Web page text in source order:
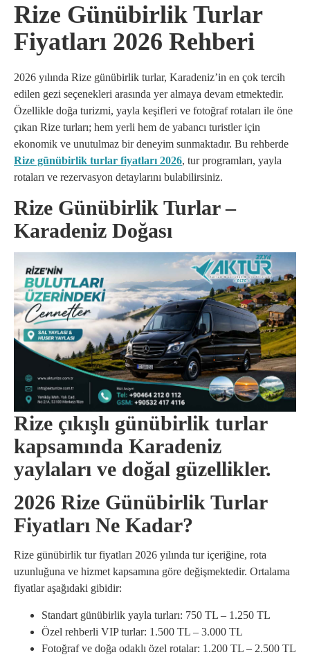
Rize Günübirlik Turlar
Fiyatları 2026 Rehberi
2026 yılında Rize günübirlik turlar, Karadeniz’in en çok tercih
edilen gezi seçenekleri arasında yer almaya devam etmektedir.
Özellikle doğa turizmi, yayla keşifleri ve fotoğraf rotaları ile öne
çıkan Rize turları; hem yerli hem de yabancı turistler için
ekonomik ve unutulmaz bir deneyim sunmaktadır. Bu rehberde
Rize günübirlik turlar fiyatları 2026, tur programları, yayla
rotaları ve rezervasyon detaylarını bulabilirsiniz.
Rize Günübirlik Turlar –
Karadeniz Doğası
Rize çıkışlı günübirlik turlar
kapsamında Karadeniz
yaylaları ve doğal güzellikler.
2026 Rize Günübirlik Turlar
Fiyatları Ne Kadar?
Rize günübirlik tur fiyatları 2026 yılında tur içeriğine, rota
uzunluğuna ve hizmet kapsamına göre değişmektedir. Ortalama
fiyatlar aşağıdaki gibidir:
Standart günübirlik yayla turları: 750 TL – 1.250 TL
Özel rehberli VIP turlar: 1.500 TL – 3.000 TL
Fotoğraf ve doğa odaklı özel rotalar: 1.200 TL – 2.500 TL